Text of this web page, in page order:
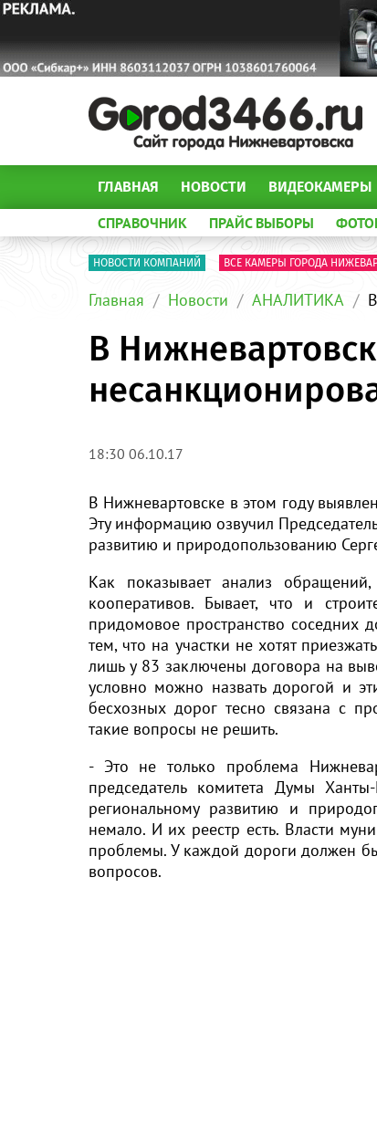
ГЛАВНАЯ НОВОСТИ ВИДЕОКАМЕРЫ
СПРАВОЧНИК ПРАЙС ВЫБОРЫ
НОВОСТИ КОМПАНИЙ ВСЕ КАМЕРЫ ГОРОДА
Главная Новости АНАЛИТИКА
В
18:30 06.10.17
В Нижневартовске в этом году
Эту информацию озвучил
развитию и природопользованию
Как показывает анализ
кооперативов. Бывает, что и
придомовое пространство соседних
тем, что на участки не хотят
лишь у 83 заключены договора на
условно можно назвать дорогой и
бесхозных дорог тесно связана с
такие вопросы не решить.
- Это не только проблема
председатель комитета Думы
региональному развитию и
немало. И их реестр есть. Власти
проблемы. У каждой дороги должен
вопросов.